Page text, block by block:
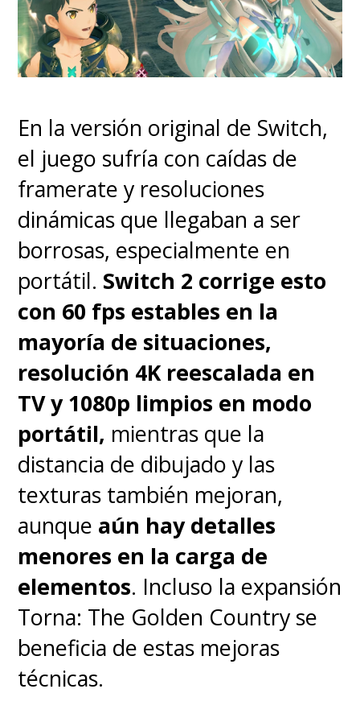
"Buggy"(Jeff Wardsorprende
con su mezcla de malicia y
chispa), el primer gran villano
de Paja.Acá ya empezamos a
notar que no todo irá como lo
creíamos, tomando caminos
diferentes al entender que no
puede ser un traspaso literal.
Sin perder, claro, el espíritu
de la obra que la inspira.
Sus ocho episodios, que
cuentan con cinco arcos
claramente definidos, toman
las bases de la Saga del East
Blue -la primera del manga y
anime- y mantienen lo
esencial. Muchos personajes
relevantes pasan a ser meros
secundarios y otros adquieren
enorme importancia, como
"Koby"(Morgan Davies), en un
En la versión original de Switch,
el juego sufría con caídas de
framerate y resoluciones
dinámicas que llegaban a ser
borrosas, especialmente en
portátil. Switch 2 corrige esto
con 60 fps estables en la
mayoría de situaciones,
resolución 4K reescalada en
TV y 1080p limpios en modo
portátil, mientras que la
distancia de dibujado y las
texturas también mejoran,
aunque aún hay detalles
menores en la carga de
elementos. Incluso la expansión
Torna: The Golden Country se
beneficia de estas mejoras
técnicas.